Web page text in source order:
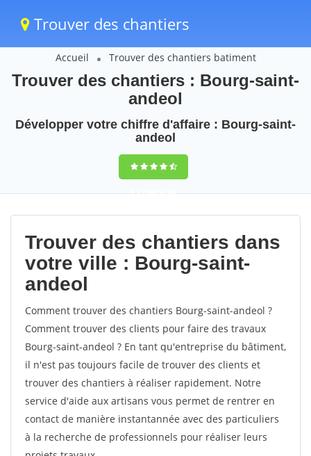
Trouver des chantiers
Accueil Trouver des chantiers batiment
Trouver des chantiers : Bourg-saint-
andeol
Développer votre chiffre d'affaire : Bourg-saint-
andeol
9,5(100%)66
votes
Trouver des chantiers dans
votre ville : Bourg-saint-
andeol
Comment trouver des chantiers Bourg-saint-andeol ?
Comment trouver des clients pour faire des travaux
Bourg-saint-andeol ? En tant qu'entreprise du bâtiment,
il n'est pas toujours facile de trouver des clients et
trouver des chantiers à réaliser rapidement. Notre
service d'aide aux artisans vous permet de rentrer en
contact de manière instantannée avec des particuliers
à la recherche de professionnels pour réaliser leurs